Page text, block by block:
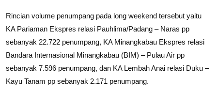
Rincian volume penumpang pada long weekend tersebut yaitu
KA Pariaman Ekspres relasi Pauhlima/Padang – Naras pp
sebanyak 22.722 penumpang, KA Minangkabau Ekspres relasi
Bandara Internasional Minangkabau (BIM) – Pulau Air pp
sebanyak 7.596 penumpang, dan KA Lembah Anai relasi Duku –
Kayu Tanam pp sebanyak 2.171 penumpang.